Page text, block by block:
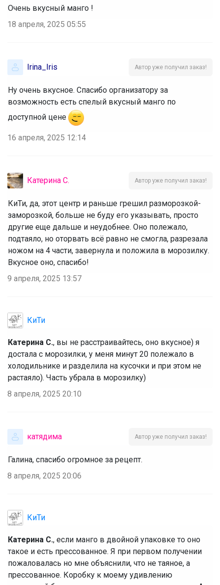
Очень вкусный манго !
18 апреля, 2025 05:55
Irina_Iris Автор уже получил заказ!
Ну очень вкусное. Спасибо организатору за
возможность есть спелый вкусный манго по
доступной цене
16 апреля, 2025 12:14
Катерина С. Автор уже получил заказ!
КиТи, да, этот центр и раньше грешил разморозкой-
заморозкой, больше не буду его указывать, просто
другие еще дальше и неудобнее. Оно полежало,
подтаяло, но оторвать всё равно не смогла, разрезала
ножом на 4 части, завернула и положила в морозилку.
Вкусное оно, спасибо!
9 апреля, 2025 13:57
КиТи
Катерина С., вы не расстраивайтесь, оно вкусное) я
достала с морозилки, у меня минут 20 полежало в
холодильнике и разделила на кусочки и при этом не
растаяло). Часть убрала в морозилку)
8 апреля, 2025 20:10
катядима Автор уже получил заказ!
Галина, спасибо огромное за рецепт.
8 апреля, 2025 20:06
КиТи
Катерина С., если манго в двойной упаковке то оно
такое и есть прессованное. Я при первом получении
пожаловалась но мне объяснили, что не таяное, а
прессованное. Коробку к моему удивлению